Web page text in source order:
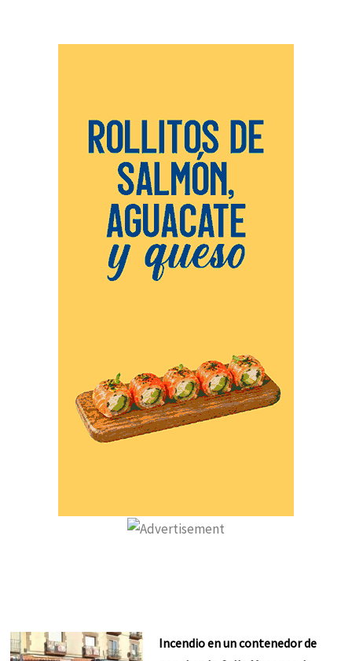
Incendio en un contenedor de